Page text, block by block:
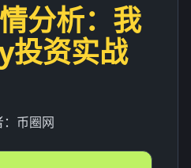
分析：我
投资实战
币圈网